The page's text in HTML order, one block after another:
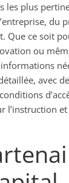
les plus
du
Que ce soit
ou
informations
avec
l’instruction